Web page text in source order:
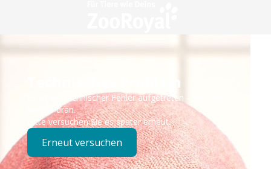
Technisches Problem
Es ist ein technischer Fehler aufgetreten – wir sind
bereits dran.
Bitte versuchen Sie es später erneut.
Erneut versuchen